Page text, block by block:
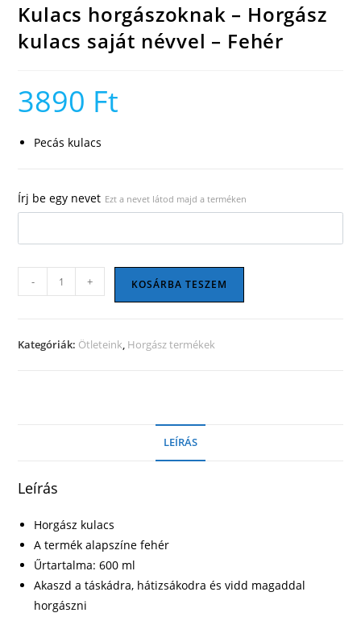
Kulacs horgászoknak – Horgász
kulacs saját névvel – Fehér
3890 Ft
Pecás kulacs
Írj be egy nevet Ezt a nevet látod majd a terméken
horgászoknak
Horgász
- + KOSÁRBA TESZEM
Kategóriák: Ötleteink, Horgász termékek
LEÍRÁS
Leírás
Horgász kulacs
A termék alapszíne fehér
Űrtartalma: 600 ml
Akaszd a táskádra, hátizsákodra és vidd magaddal
horgászni